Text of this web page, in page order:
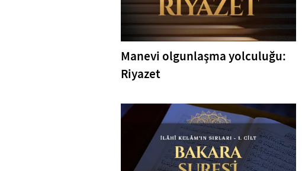
Manevi olgunlaşma yolculuğu:
Riyazet